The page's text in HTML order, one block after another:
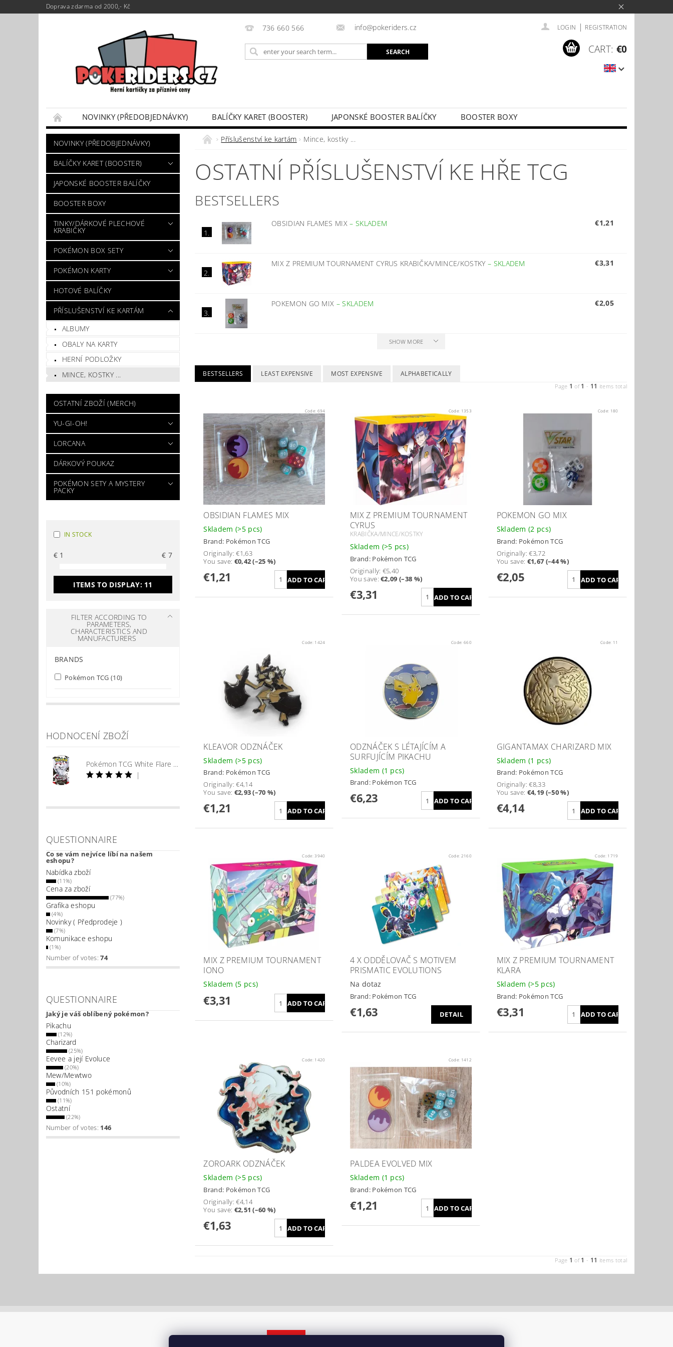
Doprava zdarma od 2000,- Kč
736 660 566 info@pokeriders.cz LOGIN | REGISTRATION
CART: €0
NOVINKY (PŘEDOBJEDNÁVKY) BALÍČKY KARET (BOOSTER) JAPONSKÉ BOOSTER BALÍČKY
BOOSTER BOXY
POKÉMON BOX SETY
TINKY/DÁRKOVÉ PLECHOVÉ KRABIČKY POKÉMON KARTY
VÝKUP POKÉMON KARET
DÁRKOVÝ POUKAZ
NOVINKY (PŘEDOBJEDNÁVKY)
BALÍČKY KARET (BOOSTER)
JAPONSKÉ BOOSTER BALÍČKY
BOOSTER BOXY
TINKY/DÁRKOVÉ PLECHOVÉ
KRABIČKY
POKÉMON BOX SETY
POKÉMON KARTY
HOTOVÉ BALÍČKY
PŘÍSLUŠENSTVÍ KE KARTÁM
ALBUMY
OBALY NA KARTY
HERNÍ PODLOŽKY
MINCE, KOSTKY ...
OSTATNÍ ZBOŽÍ (MERCH)
YU-GI-OH!
LORCANA
DÁRKOVÝ POUKAZ
POKÉMON SETY A MYSTERY
PACKY
IN STOCK
€ 1 €7
ITEMS TO DISPLAY: 11
FILTER ACCORDING TO
PARAMETERS,
CHARACTERISTICS AND
MANUFACTURERS
BRANDS
Pokémon TCG (10)
HODNOCENÍ ZBOŽÍ
Pokémon TCG White Flare Booster
|
QUESTIONNAIRE
Co se vám nejvíce líbí na našem
eshopu?
Nabídka zboží
(11%)
Cena za zboží
(77%)
Grafika eshopu
(4%)
Novinky ( Předprodeje )
(7%)
Komunikace eshopu
(1%)
Number of votes:74
QUESTIONNAIRE
Jaký je váš oblíbený pokémon?
Pikachu
(12%)
Charizard
(25%)
Eevee a její Evoluce
(20%)
Mew/Mewtwo
(10%)
Původních 151 pokémonů
(11%)
Ostatní
(22%)
Number of votes: 146
Příslušenství ke kartám Mince, kostky ...
OSTATNÍ PŘÍSLUŠENSTVÍ KE HŘE TCG
BESTSELLERS
1.
OBSIDIAN FLAMES MIX– SKLADEM €1,21
2.
MIX Z PREMIUM TOURNAMENT CYRUS KRABIČKA/MINCE/KOSTKY – SKLADEM €3,31
3.
POKEMON GO MIX –SKLADEM €2,05
SHOW MORE
BESTSELLERS LEAST EXPENSIVE MOST EXPENSIVE ALPHABETICALLY
Page 1 of 1 - 11 items total
Code: 694
OBSIDIAN FLAMES MIX
Skladem (>5 pcs)
Brand: Pokémon TCG
Originally:€1,63
You save: €0,42 (–25 %)
€1,21
Code: 1353
MIX Z PREMIUM TOURNAMENT
CYRUS
KRABIČKA/MINCE/KOSTKY
Skladem (>5 pcs)
Brand: Pokémon TCG
Originally: €5,40
You save:€2,09 (–38 %)
€3,31
Code: 180
POKEMON GO MIX
Skladem(2 pcs)
Brand: Pokémon TCG
Originally:€3,72
You save: €1,67 (–44 %)
€2,05
Code: 1424
KLEAVOR ODZNÁČEK
Skladem (>5 pcs)
Brand: Pokémon TCG
Originally:€4,14
You save: €2,93 (–70 %)
€1,21
Code:660
ODZNÁČEK S LÉTAJÍCÍM A
SURFUJÍCÍM PIKACHU
Skladem (1 pcs)
Brand: Pokémon TCG
€6,23
Code: 11
GIGANTAMAX CHARIZARD MIX
Skladem(1 pcs)
Brand: Pokémon TCG
Originally:€8,33
You save: €4,19 (–50 %)
€4,14
Code:3940
MIX Z PREMIUM TOURNAMENT
IONO
Skladem (5 pcs)
€3,31
Code: 2160
4 X ODDĚLOVAČ S MOTIVEM
PRISMATIC EVOLUTIONS
Na dotaz
Brand: Pokémon TCG
€1,63 DETAIL
Code: 1719
MIX Z PREMIUM TOURNAMENT
KLARA
Skladem(>5 pcs)
Brand: Pokémon TCG
€3,31
Code: 1420
ZOROARK ODZNÁČEK
Skladem (>5 pcs)
Brand: Pokémon TCG
Originally:€4,14
You save: €2,51 (–60 %)
€1,63
Code: 1412
PALDEA EVOLVED MIX
Skladem (1 pcs)
Brand: Pokémon TCG
€1,21
Page 1 of 1 - 11 items total